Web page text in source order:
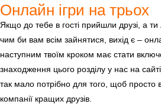
Онлайн ігри на трьох
Якщо до тебе в гості прийшли друзі, а
чим би вам всім зайнятися, вихід є –
наступним твоїм кроком має стати
знаходження цього розділу у нас на
так мало потрібно для того, щоб просто
компанії кращих друзів.